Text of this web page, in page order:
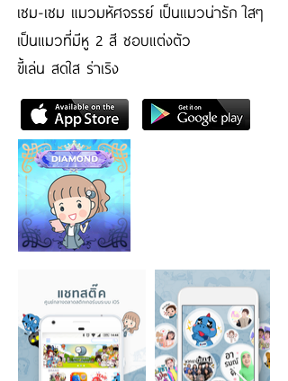
เซม-เซม แมวมหัศจรรย์ เป็นแมวน่ารัก ใสๆ
เป็นแมวที่มีหู 2 สี ชอบแต่งตัว
ขี้เล่น สดใส ร่าเริง